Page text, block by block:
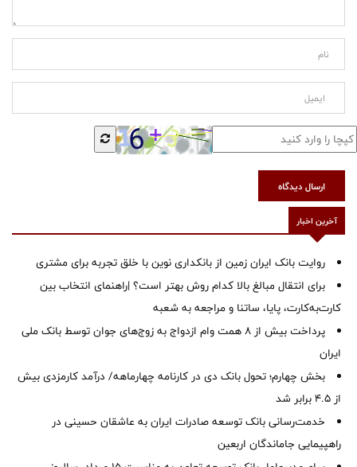
ارسال دیدگاه
آخرین اخبار
روایت بانک ایران زمین از بانکداری نوین با خلق تجربه برای مشتری
برای انتقال مبالغ بالا کدام روش بهتر است؟ |راهنمای انتخاب بین
کارت‌به‌کارت، پایا، ساتنا و مراجعه به شعبه
پرداخت بیش از ۸ همت وام ازدواج به زوج‌های جوان توسط بانک ملی
ایران
بخش چهارم؛ تحول بانک دی در کارنامه چهارماهه/ درآمد کارمزدی بیش
از ۴.۵ برابر شد
خدمت‌رسانی بانک توسعه صادرات ایران به عاشقان حسینی در
راهپیمایی جاماندگان اربعین